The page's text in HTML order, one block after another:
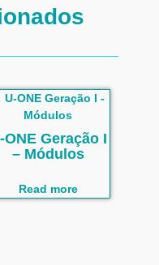
ONE Geração I
– Módulos
Read more